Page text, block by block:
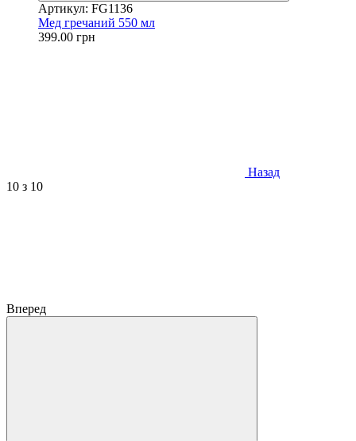
Артикул: FG1136
Мед гречаний 550 мл
399.00 грн
Назад
10 з 10
Вперед